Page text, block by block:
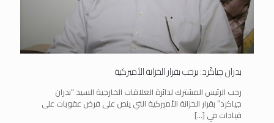
بدران چياكُرد: يرحب بقرار الخزانة الأميركية
رحب الرئيس المشترك لدائرة العلاقات الخارجية السيد “بدران
جياكرد” بقرار الخزانة الأميركية التي ينص على فرض عقوبات على
قيادات في […]